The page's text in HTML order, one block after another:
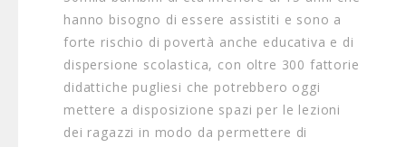
hanno bisogno di essere assistiti e sono a
forte rischio di povertà anche educativa e di
dispersione scolastica, con oltre 300 fattorie
didattiche pugliesi che potrebbero oggi
mettere a disposizione spazi per le lezioni
dei ragazzi in modo da permettere di